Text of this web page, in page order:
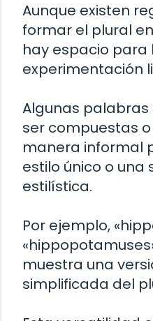
Aunque existen
formar el plural
hay espacio para
experimentación
Algunas
ser compuestas
manera informal
estilo único o una
estilística.
Por ejemplo,
muestra una
simplificada del